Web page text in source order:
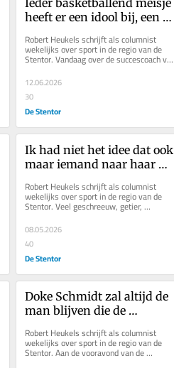
heeft er een idool bij, een
inspiratiebron
Robert Heukels schrijft als columnist
wekelijks over sport in de regio van de
Stentor. Vandaag over de succescoach van
de basketballers van Landstede...
12.06.2026
30
De Stentor
Ik had niet het idee dat ook
maar iemand naar haar
genuanceerd
Robert Heukels schrijft als columnist
wekelijks over sport in de regio van de
Stentor. Veel geschreeuw, getier,
opwinding en bloeddorstige juristen in...
08.05.2026
40
De Stentor
Doke Schmidt zal altijd de
man blijven die de
gaf
Robert Heukels schrijft als columnist
wekelijks over sport in de regio van de
Stentor. Aan de vooravond van de